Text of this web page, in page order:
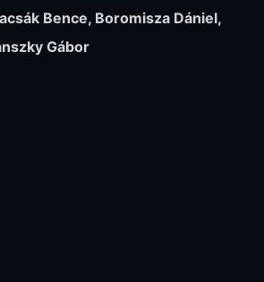
Bence, Boromisza Dániel,
Gábor